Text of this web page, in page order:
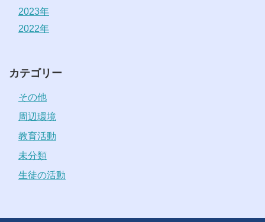
2023年
2022年
カテゴリー
その他
周辺環境
教育活動
未分類
生徒の活動